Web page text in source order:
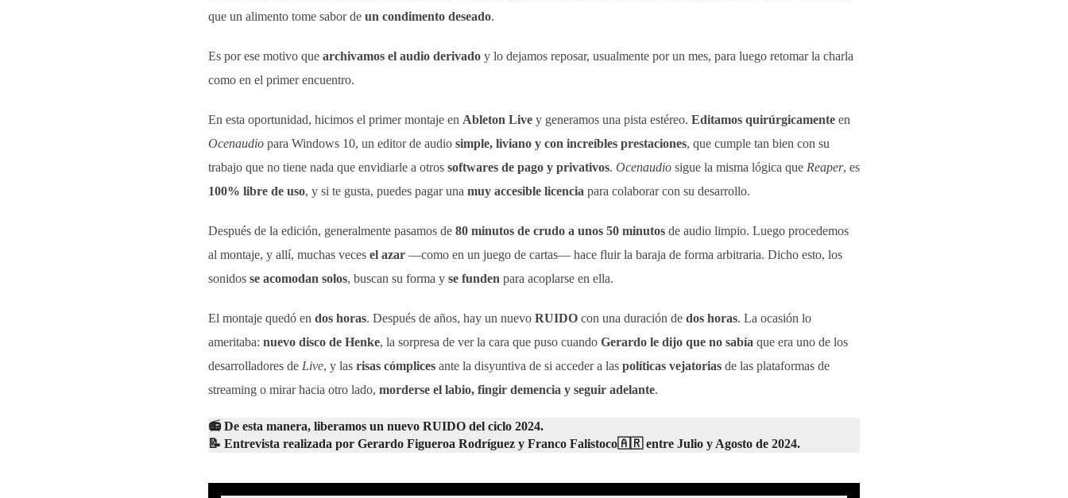
que un alimento tome sabor de un condimento deseado.
Es por ese motivo que archivamos el audio derivado y lo dejamos reposar, usualmente por un mes, para luego retomar la charla
como en el primer encuentro.
En esta oportunidad, hicimos el primer montaje en Ableton Live y generamos una pista estéreo. Editamos quirúrgicamente en
Ocenaudio para Windows 10, un editor de audio simple, liviano y con increíbles prestaciones, que cumple tan bien con su
trabajo que no tiene nada que envidiarle a otros softwares de pago y privativos. Ocenaudio sigue la misma lógica que Reaper, es
100% libre de uso, y si te gusta, puedes pagar una muy accesible licencia para colaborar con su desarrollo.
Después de la edición, generalmente pasamos de 80 minutos de crudo a unos 50 minutos de audio limpio. Luego procedemos
al montaje, y allí, muchas veces el azar —como en un juego de cartas— hace fluir la baraja de forma arbitraria. Dicho esto, los
sonidos se acomodan solos, buscan su forma y se funden para acoplarse en ella.
El montaje quedó en dos horas. Después de años, hay un nuevo RUIDO con una duración de dos horas. La ocasión lo
ameritaba: nuevo disco de Henke, la sorpresa de ver la cara que puso cuando Gerardo le dijo que no sabía que era uno de los
desarrolladores de Live, y las risas cómplices ante la disyuntiva de si acceder a las políticas vejatorias de las plataformas de
streaming o mirar hacia otro lado, morderse el labio, fingir demencia y seguir adelante.
📻 De esta manera, liberamos un nuevo RUIDO del ciclo 2024.
📝 Entrevista realizada por Gerardo Figueroa Rodríguez y Franco Falistoco🇦🇷 entre Julio y Agosto de 2024.